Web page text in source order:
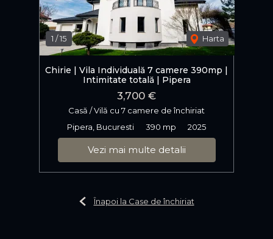
1 /15 Harta
Chirie | Vila Individuală 7 camere 390mp |
Intimitate totală | Pipera
3,700 €
Casă / Vilă cu 7 camere de închiriat
Pipera, Bucuresti
390 mp 2025
Vezi mai multe detalii
Înapoi la Case de închiriat